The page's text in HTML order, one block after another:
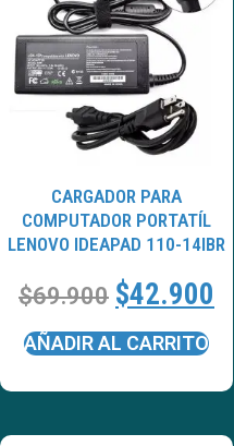
CARGADOR PARA
COMPUTADOR PORTATÍL
LENOVO IDEAPAD 110-14IBR
$69.900 $42.900
AÑADIR AL CARRITO